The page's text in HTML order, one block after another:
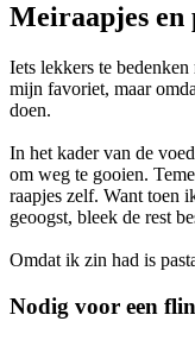
Meiraapjes en
Iets lekkers te
mijn favoriet, maar
doen.
In het kader van de
om weg te gooien.
raapjes zelf. Want toen
geoogst, bleek de rest
Omdat ik zin had is
Nodig voor een